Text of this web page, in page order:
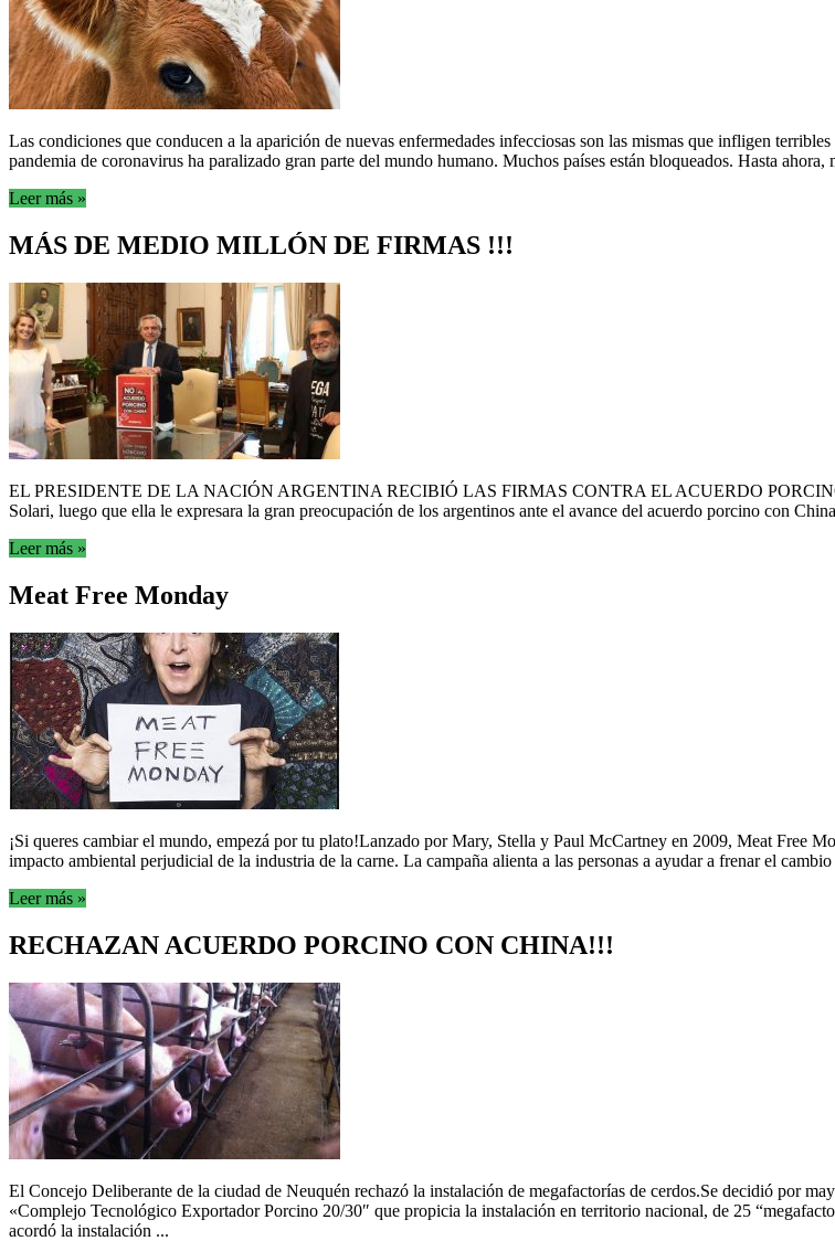
Las condiciones que conducen a la aparición de nuevas enfermedades infecciosas son las mismas que infligen
pandemia de coronavirus ha paralizado gran parte del mundo humano. Muchos países están bloqueados. Hasta
Leer más »
MÁS DE MEDIO MILLÓN DE FIRMAS !!!
EL PRESIDENTE DE LA NACIÓN ARGENTINA RECIBIÓ LAS FIRMAS CONTRA EL ACUERDO PORCINO
Solari, luego que ella le expresara la gran preocupación de los argentinos ante el avance del acuerdo porcino con
Leer más »
Meat Free Monday
¡Si queres cambiar el mundo, empezá por tu plato!Lanzado por Mary, Stella y Paul McCartney en 2009, Meat Free
impacto ambiental perjudicial de la industria de la carne. La campaña alienta a las personas a ayudar a frenar el
Leer más »
RECHAZAN ACUERDO PORCINO CON CHINA!!!
El Concejo Deliberante de la ciudad de Neuquén rechazó la instalación de megafactorías de cerdos.Se decidió por
«Complejo Tecnológico Exportador Porcino 20/30″ que propicia la instalación en territorio nacional, de 25
acordó la instalación ...